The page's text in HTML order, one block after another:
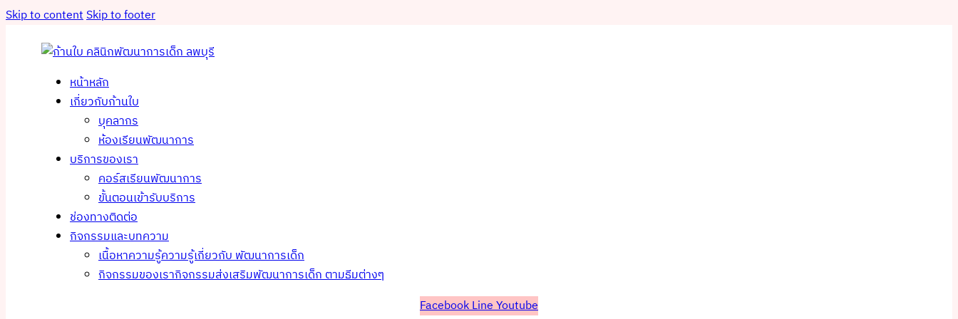
Skip to contentSkip to footer
หน้าหลัก
เกี่ยวกับก้านใบ
บุคลากร
ห้องเรียนพัฒนาการ
บริการของเรา
คอร์สเรียนพัฒนาการ
ขั้นตอนเข้ารับบริการ
ช่องทางติดต่อ
กิจกรรมและบทความ
เนื้อหาความรู้ความรู้เกี่ยวกับ พัฒนาการเด็ก
กิจกรรมของเรากิจกรรมส่งเสริมพัฒนาการเด็ก ตามธีมต่างๆ
FacebookLineYoutube